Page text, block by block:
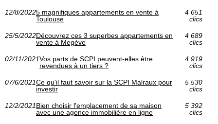
12/8/20225 magnifiques appartements en vente à
Toulouse
4 651
clics
25/5/2022Découvrez ces 3 superbes appartements en
vente à Megève
4 689
clics
02/11/2021Vos parts de SCPI peuvent-elles être
revendues à un tiers ?
4 919
clics
07/6/2021Ce qu'il faut savoir sur la SCPI Malraux pour
investir
5 530
clics
12/2/2021Bien choisir l'emplacement de sa maison
avec une agence immobilière en ligne
5 392
clics